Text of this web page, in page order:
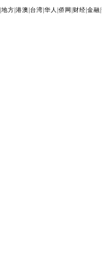
|地方 |港澳 台湾 |华人 |侨网 财经 |金融 |